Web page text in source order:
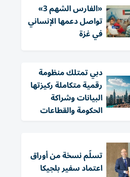
«الفارس الشهم 3»
تواصل دعمها الإنساني
في غزة
دبي تمتلك منظومة
رقمية متكاملة ركيزتها
البيانات وشراكة
الحكومة والقطاعات
تسلّم نسخة من أوراق
اعتماد سفير بلجيكا